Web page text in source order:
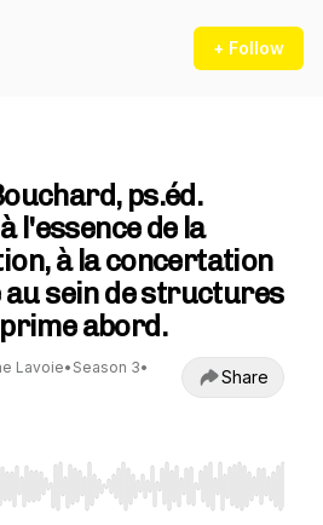
+ Follow
ps.éd.
l'essence de la
à la concertation
au sein de structures
abord.
Lavoie• Season 3•
Share
to seek, Home/End to jump to